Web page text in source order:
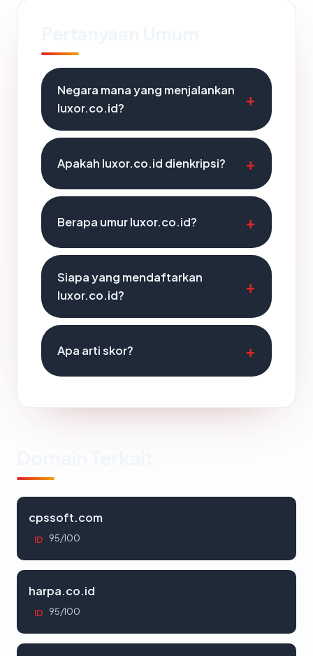
Negara mana yang menjalankan
luxor.co.id?
Apakah luxor.co.id dienkripsi?
Berapa umur luxor.co.id?
Siapa yang mendaftarkan
luxor.co.id?
Apa arti skor?
cpssoft.com
ID 95/100
harpa.co.id
ID 95/100